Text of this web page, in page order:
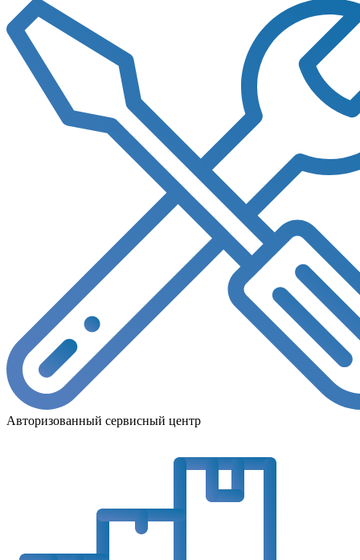
Авторизованный сервисный центр